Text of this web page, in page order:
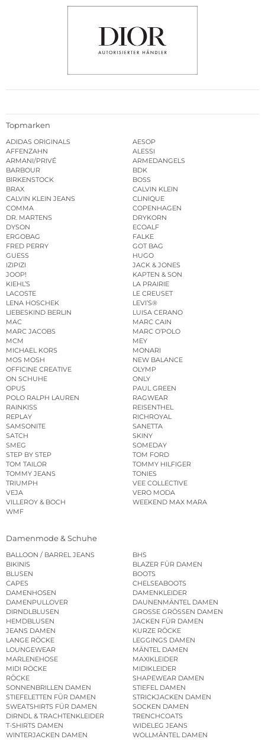
Topmarken
ADIDAS ORIGINALS
AESOP
AFFENZAHN
ALESSI
ARMANI/PRIVÉ
ARMEDANGELS
BARBOUR
BDK
BIRKENSTOCK
BOSS
BRAX
CALVIN KLEIN
CALVIN KLEIN JEANS
CLINIQUE
COMMA
COPENHAGEN
DR. MARTENS
DRYKORN
DYSON
ECOALF
ERGOBAG
FALKE
FRED PERRY
GOT BAG
GUESS
HUGO
IZIPIZI
JACK & JONES
JOOP!
KAPTEN & SON
KIEHL’S
LA PRAIRIE
LACOSTE
LE CREUSET
LENA HOSCHEK
LEVI’S®
LIEBESKIND BERLIN
LUISA CERANO
MAC
MARC CAIN
MARC JACOBS
MARC O’POLO
MCM
MEY
MICHAEL KORS
MONARI
MOS MOSH
NEW BALANCE
OFFICINE CREATIVE
OLYMP
ON SCHUHE
ONLY
OPUS
PAUL GREEN
POLO RALPH LAUREN
RAGWEAR
RAINKISS
REISENTHEL
REPLAY
RICHROYAL
SAMSONITE
SANETTA
SATCH
SKINY
SMEG
SOMEDAY
STEP BY STEP
TOM FORD
TOM TAILOR
TOMMY HILFIGER
TOMMY JEANS
TONIES
TRIUMPH
VEE COLLECTIVE
VEJA
VERO MODA
VILLEROY & BOCH
WEEKEND MAX MARA
WMF
Damenmode & Schuhe
BALLOON / BARREL JEANS
BHS
BIKINIS
BLAZER FÜR DAMEN
BLUSEN
BOOTS
CAPES
CHELSEABOOTS
DAMENHOSEN
DAMENKLEIDER
DAMENPULLOVER
DAUNENMÄNTEL DAMEN
DIRNDLBLUSEN
GROSSE GRÖSSEN DAMEN
HEMDBLUSEN
JACKEN FÜR DAMEN
JEANS DAMEN
KURZE RÖCKE
LANGE RÖCKE
LEGGINGS DAMEN
LOUNGEWEAR
MÄNTEL DAMEN
MARLENEHOSE
MAXIKLEIDER
MIDI RÖCKE
MIDIKLEIDER
RÖCKE
SHAPEWEAR DAMEN
SONNENBRILLEN DAMEN
STIEFEL DAMEN
STIEFELETTEN FÜR DAMEN
STRICKJACKEN DAMEN
SWEATSHIRTS FÜR DAMEN
SOCKEN DAMEN
DIRNDL & TRACHTENKLEIDER
TRENCHCOATS
T-SHIRTS DAMEN
WIDELEG JEANS
WINTERJACKEN DAMEN
WOLLMÄNTEL DAMEN